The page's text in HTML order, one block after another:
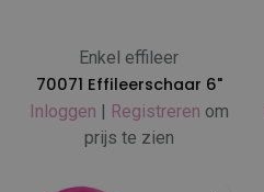
Enkel effileer
70071 Effileerschaar 6"
Inloggen | Registreren om
prijs te zien